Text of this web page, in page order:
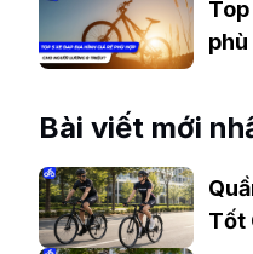
Bài viết mới
Tốt